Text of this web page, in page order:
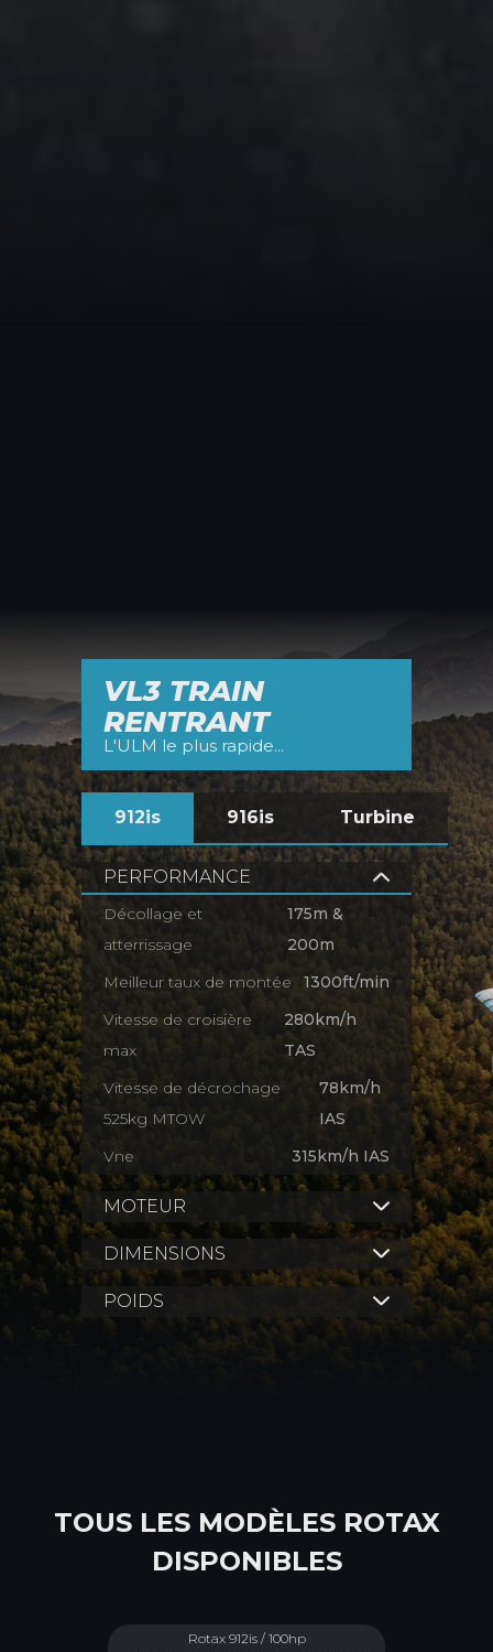
VL3 TRAIN
RENTRANT
L'ULM le plus rapide...
912is 916is Turbine
PERFORMANCE
Décollage et
atterrissage
175m &
200m
Meilleur taux de montée
1300ft/min
Vitesse de croisière
max
280km/h
TAS
Vitesse de décrochage
525kg MTOW
78km/h
IAS
Vne
315km/h IAS
MOTEUR
DIMENSIONS
POIDS
TOUS LES MODÈLES ROTAX
DISPONIBLES
Rotax 912is / 100hp